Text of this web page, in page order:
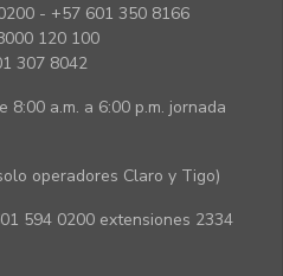
- +57 601 350 8166
120 100
307 8042
8:00 a.m. a 6:00 p.m. jornada
operadores Claro y Tigo)
594 0200 extensiones 2334